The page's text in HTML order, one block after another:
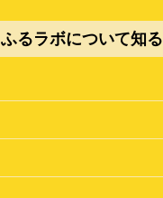
ふるラボについて知る